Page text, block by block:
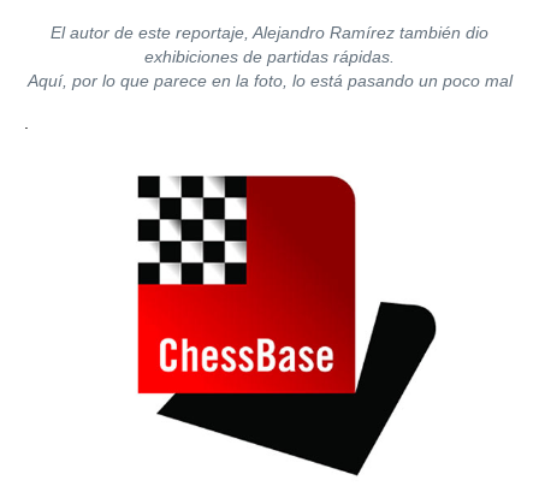
El autor de este reportaje, Alejandro Ramírez también dio
exhibiciones de partidas rápidas.
Aquí, por lo que parece en la foto, lo está pasando un poco mal